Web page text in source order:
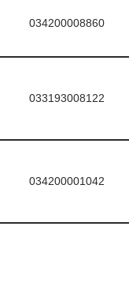
034200008860
033193008122
034200001042